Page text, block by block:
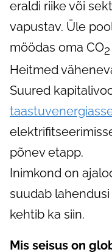
eraldi riike või
vapustav. Üle
möödas oma CO2
Heitmed
Suured
põnev etapp.
Inimkond on
suudab
kehtib ka siin.
Mis seisus on